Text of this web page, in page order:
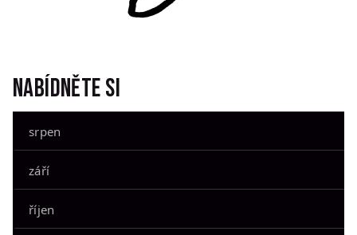
Nabídněte si
srpen
září
říjen